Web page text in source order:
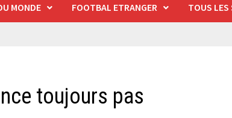
MONDE FOOTBAL ETRANGER TOUS LES
toujours pas